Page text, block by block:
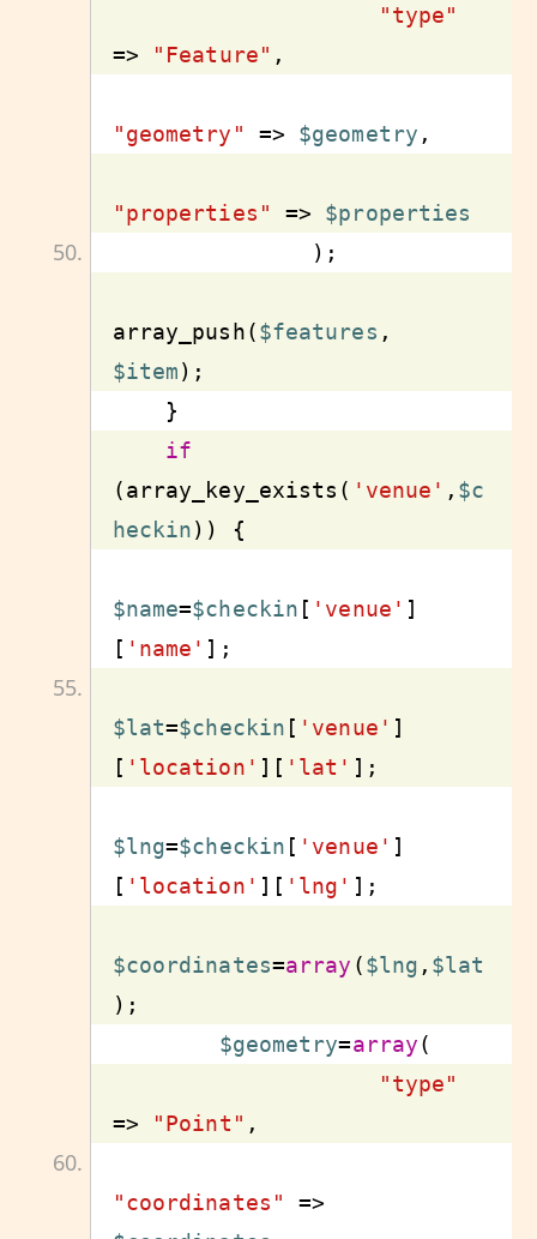
"type"
=>
"Feature"
"geometry" => $geometry
"properties" => $properties
array_push($features
$item
if
(array_key_exists( 'venue' , $c
heckin
$name=$checkin [ 'venue' ]
[ 'name'
$lat=$checkin [ 'venue' ]
[ 'location' ][ 'lat'
$lng=$checkin [ 'venue' ]
[ 'location' ][ 'lng'
$coordinates=array ($lng , $lat
$geometry=array
"type"
=>
"Point"
"coordinates"